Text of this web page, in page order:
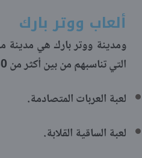
ألعاب ووتر بارك
ومدينة ووتر بارك هي مدينة
التي تناسبهم من بين أكثر من 30 لعبة، من بينها:
لعبة العربات المتصادمة.
لعبة الساقية القلابة.